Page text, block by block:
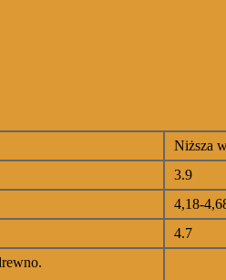
Niższa
3.9
4,18-
4.7